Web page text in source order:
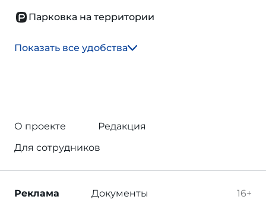
Парковка на территории
Показать все удобства
О проекте
Редакция
Для сотрудников
16+
Реклама Документы